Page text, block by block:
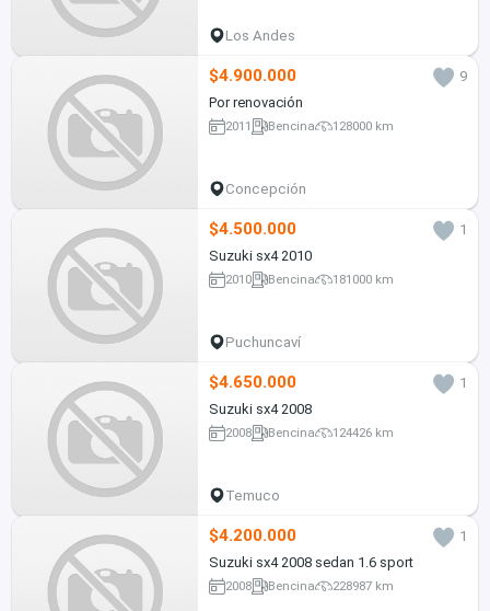
Los Andes
$4.900.000
9
Por renovación
2011 Bencina 128000 km
Concepción
$4.500.000
1
Suzuki sx4 2010
2010 Bencina 181000 km
Puchuncaví
$4.650.000
1
Suzuki sx4 2008
2008 Bencina 124426 km
Temuco
$4.200.000
1
Suzuki sx4 2008 sedan 1.6 sport
2008 Bencina 228987 km